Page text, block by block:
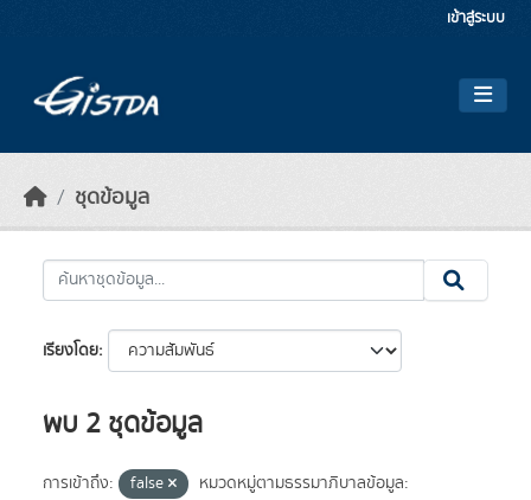
เข้าสู่ระบบ
ชุดข้อมูล
เรียงโดย
พบ 2 ชุดข้อมูล
การเข้าถึง: false
หมวดหมู่ตามธรรมาภิบาลข้อมูล: